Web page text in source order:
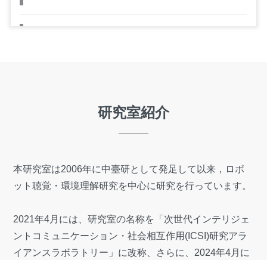
4研究室合同BBQを開催しました！
Xi Wang 先生が本研究室にご来訪されました
研究室紹介
本研究室は2006年に中臺研として発足して以来，ロボ
ット聴覚・環境理解研究を中心に研究を行っています。
2021年4月には、研究室の名称を「次世代インテリジェ
ントコミュニケーション・社会相互作用(ICSI)研究アラ
イアンスラボラトリー」に改称、さらに、2024年4月に